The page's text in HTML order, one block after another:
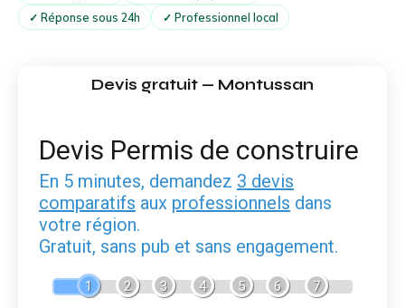
✓ Réponse sous 24h
✓ Professionnel local
Devis gratuit — Montussan
Devis Permis de construire
En 5 minutes, demandez 3 devis
comparatifs aux professionnels dans
votre région.
Gratuit, sans pub et sans engagement.
1 2 3 4 5 6 7